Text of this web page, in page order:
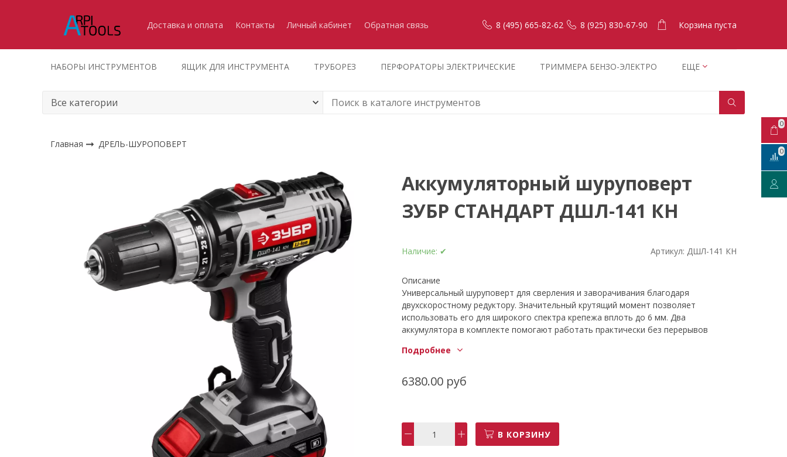
8 (495) 665-82-62 8 (925) 830-67-90
Доставка и оплата Контакты Личный кабинет Обратная связь Корзина пуста
НАБОРЫ ИНСТРУМЕНТОВ ЯЩИК ДЛЯ ИНСТРУМЕНТА ТРУБОРЕЗ ПЕРФОРАТОРЫ ЭЛЕКТРИЧЕСКИЕ ТРИММЕРА БЕНЗО-ЭЛЕКТРО ЕЩЕ
Главная ДРЕЛЬ-ШУРОПОВЕРТ
Аккумуляторный шуруповерт
ЗУБР СТАНДАРТ ДШЛ-141 КН
Наличие: ✔ Артикул: ДШЛ-141 КН
Описание
Универсальный шуруповерт для сверления и заворачивания благодаря
двухскоростному редуктору. Значительный крутящий момент позволяет
использовать его для широкого спектра крепежа вплоть до 6 мм. Два
аккумулятора в комплекте помогают работать практически без перерывов
Тип инструмента
Тип патрона
быстрозажимной
от аккумулятора
Подробнее
6380.00 руб
В КОРЗИНУ
0
0